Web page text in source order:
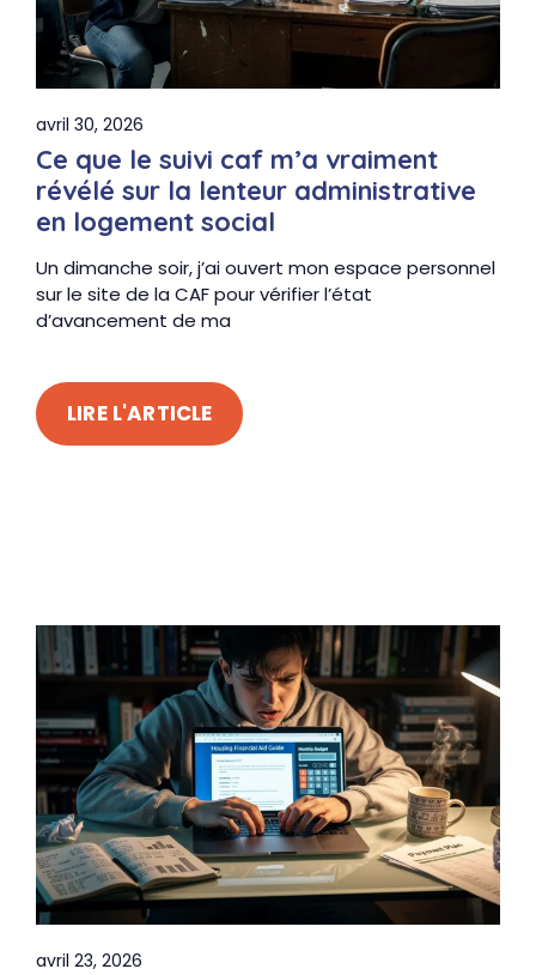
avril 30, 2026
Ce que le suivi caf m’a vraiment
révélé sur la lenteur administrative
en logement social
Un dimanche soir, j’ai ouvert mon espace personnel
sur le site de la CAF pour vérifier l’état
d’avancement de ma
LIRE L'ARTICLE
avril 23, 2026